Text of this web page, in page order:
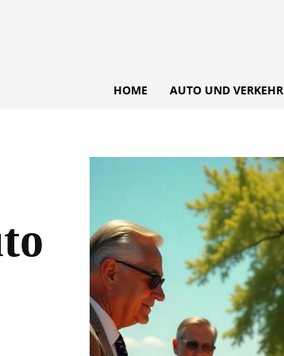
HOME AUTO UND VERKEHR